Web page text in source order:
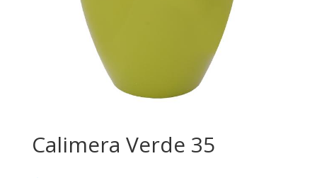
Calimera Verde 35